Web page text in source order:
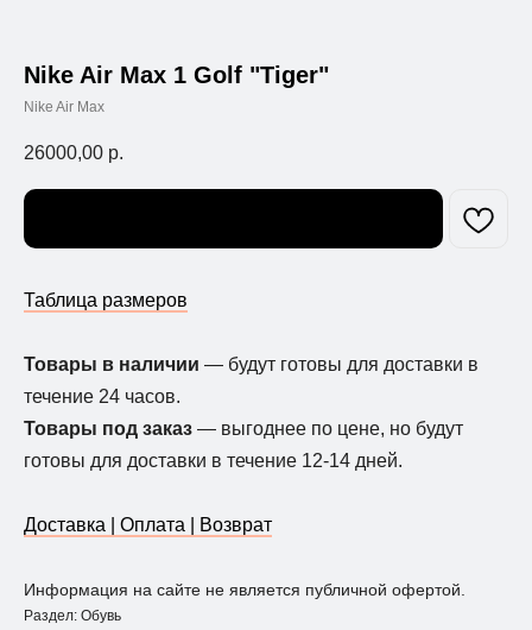
Nike Air Max 1 Golf "Tiger"
Nike Air Max
26000,00 р.
Таблица размеров
Товары в наличии — будут готовы для доставки в
течение 24 часов.
Товары под заказ — выгоднее по цене, но будут
готовы для доставки в течение 12-14 дней.
Доставка | Оплата | Возврат
Информация на сайте не является публичной офертой.
Раздел: Обувь